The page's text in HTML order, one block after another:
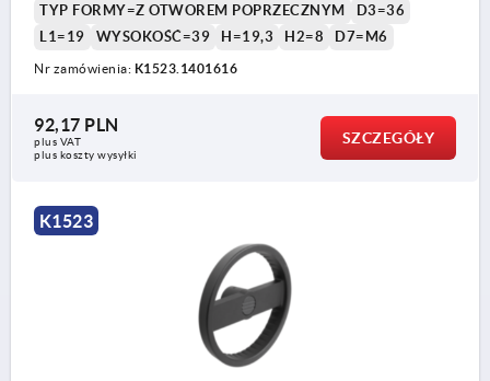
TYP FORMY=Z OTWOREM POPRZECZNYM
D3=36
L1=19
WYSOKOŚĆ=39 H=19,3 H2=8 D7=M6
Nr zamówienia: K1523.1401616
92,17 PLN
plus VAT
plus koszty wysyłki
SZCZEGÓŁY
K1523